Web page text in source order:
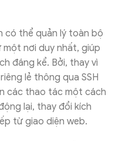
có thể quản lý toàn bộ
nơi duy nhất, giúp
đáng kể. Bởi, thay vì
lẻ thông qua SSH
các thao tác một cách
lại, thay đổi kích
từ giao diện web.